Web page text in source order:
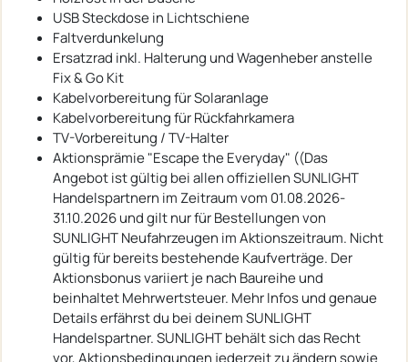
USB Steckdose in Lichtschiene
Faltverdunkelung
Ersatzrad inkl. Halterung und Wagenheber anstelle
Fix & Go Kit
Kabelvorbereitung für Solaranlage
Kabelvorbereitung für Rückfahrkamera
TV-Vorbereitung / TV-Halter
Aktionsprämie "Escape the Everyday" ((Das
Angebot ist gültig bei allen offiziellen SUNLIGHT
Handelspartnern im Zeitraum vom 01.08.2026-
31.10.2026 und gilt nur für Bestellungen von
SUNLIGHT Neufahrzeugen im Aktionszeitraum. Nicht
gültig für bereits bestehende Kaufverträge. Der
Aktionsbonus variiert je nach Baureihe und
beinhaltet Mehrwertsteuer. Mehr Infos und genaue
Details erfährst du bei deinem SUNLIGHT
Handelspartner. SUNLIGHT behält sich das Recht
vor, Aktionsbedingungen jederzeit zu ändern sowie